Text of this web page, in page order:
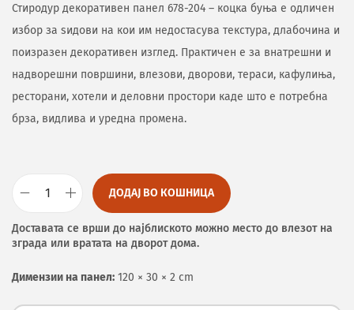
Стиродур декоративен панел 678-204 – коцка буња е одличен
избор за ѕидови на кои им недостасува текстура, длабочина и
поизразен декоративен изглед. Практичен е за внатрешни и
надворешни површини, влезови, дворови, тераси, кафулиња,
ресторани, хотели и деловни простори каде што е потребна
брза, видлива и уредна промена.
ДОДАЈ ВО КОШНИЦА
Доставата се врши до најблиското можно место до влезот на
зграда или вратата на дворот дома.
Димензии на панел: 120 × 30 × 2 cm